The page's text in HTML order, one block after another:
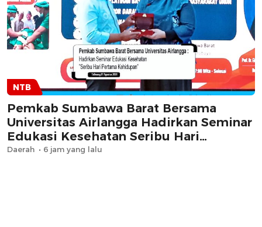
NTB
Pemkab Sumbawa Barat Bersama
Universitas Airlangga Hadirkan Seminar
Edukasi Kesehatan Seribu Hari
Pertama Kehidupan
Daerah 6 jam yang lalu